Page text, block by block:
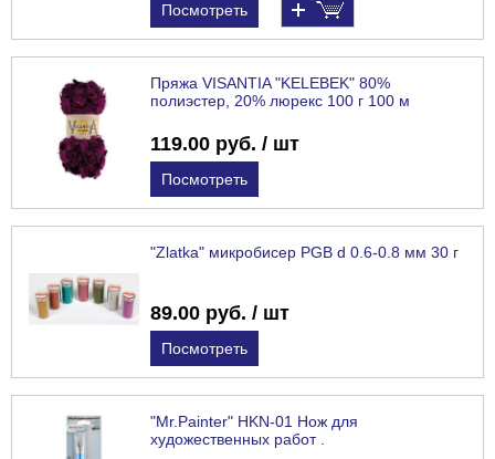
Посмотреть
Пряжа VISANTIA "KELEBEK" 80%
полиэстер, 20% люрекс 100 г 100 м
119.00 руб. / шт
Посмотреть
"Zlatka" микробисер PGB d 0.6-0.8 мм 30 г
89.00 руб. / шт
Посмотреть
"Mr.Painter" HKN-01 Нож для
художественных работ .